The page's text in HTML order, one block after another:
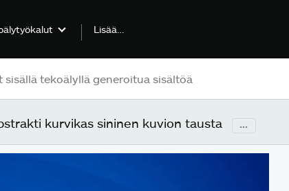
Lisää…
kurvikas sininen kuvion tausta ...